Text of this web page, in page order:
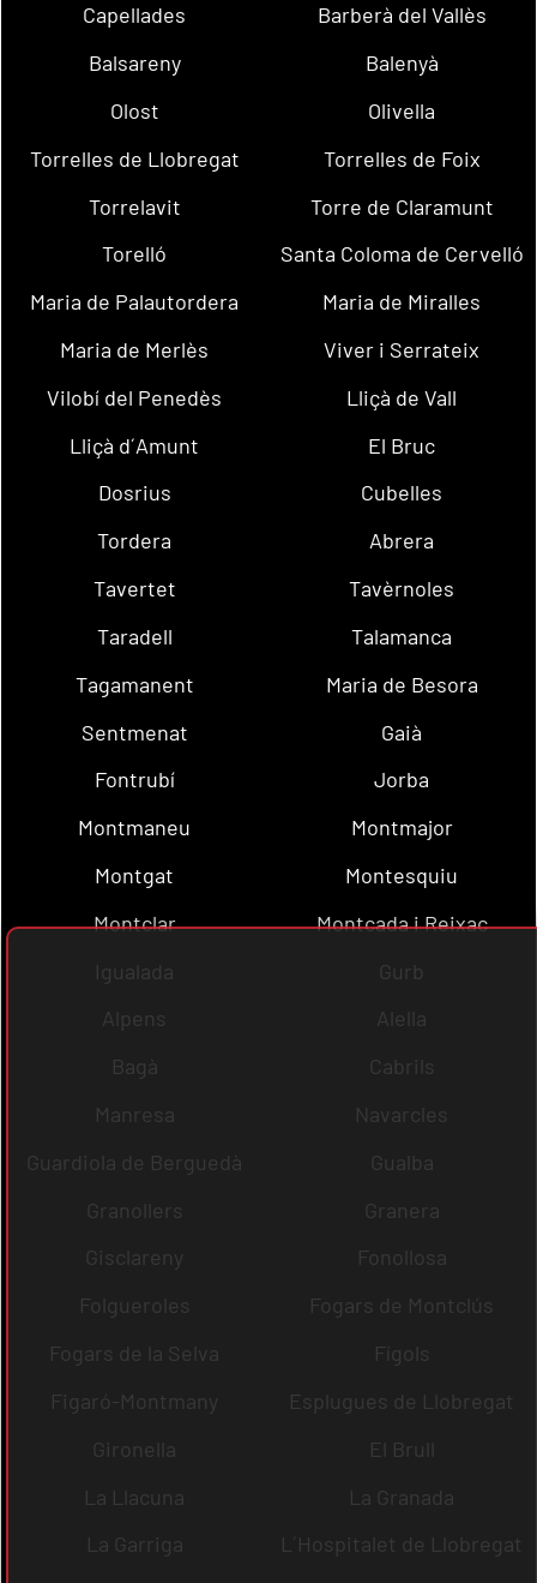
Capellades
Barberà del Vallès
Balsareny
Balenyà
Olost
Olivella
Torrelles de Llobregat
Torrelles de Foix
Torrelavit
Torre de Claramunt
Torelló
Santa Coloma de Cervelló
Maria de Palautordera
Maria de Miralles
Maria de Merlès
Viver i Serrateix
Vilobí del Penedès
Lliçà de Vall
Lliçà d´Amunt
El Bruc
Dosrius
Cubelles
Tordera
Abrera
Tavertet
Tavèrnoles
Taradell
Talamanca
Tagamanent
Maria de Besora
Sentmenat
Gaià
Fontrubí
Jorba
Montmaneu
Montmajor
Montgat
Montesquiu
Montclar
Montcada i Reixac
Igualada
Gurb
Alpens
Alella
Bagà
Cabrils
Manresa
Navarcles
Guardiola de Berguedà
Gualba
Granollers
Granera
Gisclareny
Fonollosa
Folgueroles
Fogars de Montclús
Fogars de la Selva
Fígols
Figaró-Montmany
Esplugues de Llobregat
Gironella
El Brull
La Llacuna
La Granada
La Garriga
L´Hospitalet de Llobregat